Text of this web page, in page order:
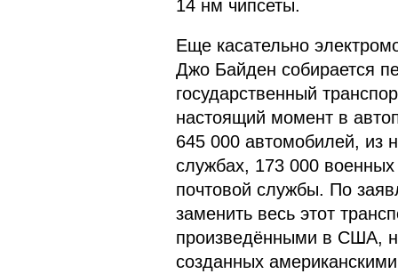
14 нм чипсеты.
Еще касательно
Джо Байден собирается
государственный
настоящий момент в
645 000 автомобилей, из
службах, 173 000
почтовой службы. По
заменить весь этот
произведёнными в США,
созданных